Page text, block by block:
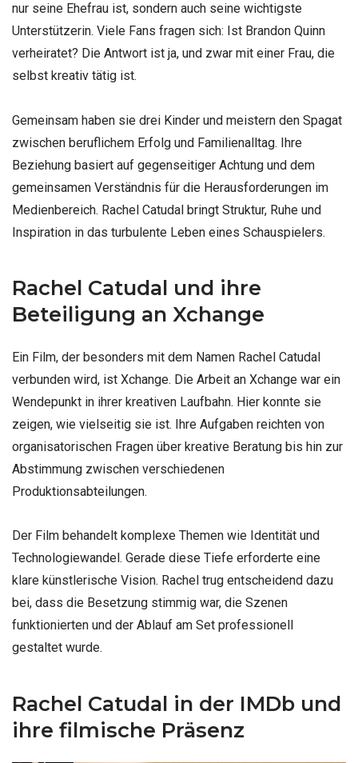
nur seine Ehefrau ist, sondern auch seine wichtigste
Unterstützerin. Viele Fans fragen sich: Ist Brandon Quinn
verheiratet? Die Antwort ist ja, und zwar mit einer Frau, die
selbst kreativ tätig ist.
Gemeinsam haben sie drei Kinder und meistern den Spagat
zwischen beruflichem Erfolg und Familienalltag. Ihre
Beziehung basiert auf gegenseitiger Achtung und dem
gemeinsamen Verständnis für die Herausforderungen im
Medienbereich. Rachel Catudal bringt Struktur, Ruhe und
Inspiration in das turbulente Leben eines Schauspielers.
Rachel Catudal und ihre
Beteiligung an Xchange
Ein Film, der besonders mit dem Namen Rachel Catudal
verbunden wird, ist Xchange. Die Arbeit an Xchange war ein
Wendepunkt in ihrer kreativen Laufbahn. Hier konnte sie
zeigen, wie vielseitig sie ist. Ihre Aufgaben reichten von
organisatorischen Fragen über kreative Beratung bis hin zur
Abstimmung zwischen verschiedenen
Produktionsabteilungen.
Der Film behandelt komplexe Themen wie Identität und
Technologiewandel. Gerade diese Tiefe erforderte eine
klare künstlerische Vision. Rachel trug entscheidend dazu
bei, dass die Besetzung stimmig war, die Szenen
funktionierten und der Ablauf am Set professionell
gestaltet wurde.
Rachel Catudal in der IMDb und
ihre filmische Präsenz